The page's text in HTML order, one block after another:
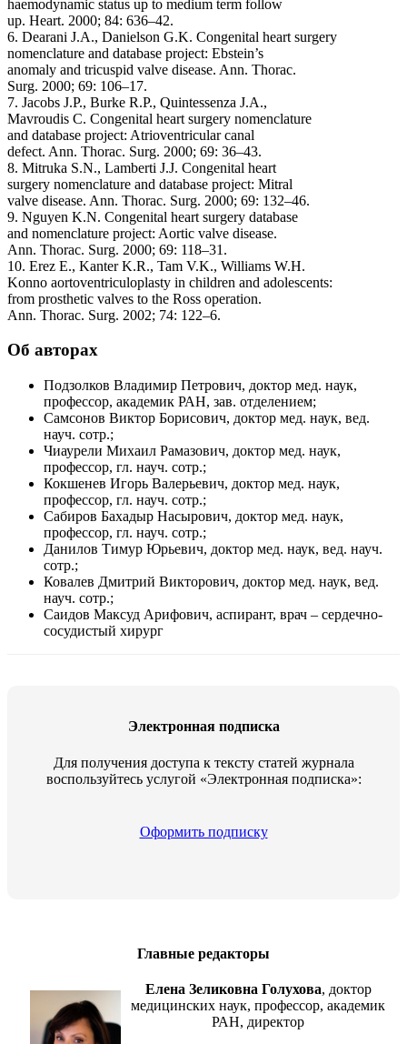
haemodynamic status up to medium term follow
up. Heart. 2000; 84: 636–42.
6. Dearani J.A., Danielson G.K. Congenital heart surgery
nomenclature and database project: Ebstein’s
anomaly and tricuspid valve disease. Ann. Thorac.
Surg. 2000; 69: 106–17.
7. Jacobs J.P., Burke R.P., Quintessenza J.A.,
Mavroudis C. Congenital heart surgery nomenclature
and database project: Atrioventricular canal
defect. Ann. Thorac. Surg. 2000; 69: 36–43.
8. Mitruka S.N., Lamberti J.J. Congenital heart
surgery nomenclature and database project: Mitral
valve disease. Ann. Thorac. Surg. 2000; 69: 132–46.
9. Nguyen K.N. Congenital heart surgery database
and nomenclature project: Aortic valve disease.
Ann. Thorac. Surg. 2000; 69: 118–31.
10. Erez E., Kanter K.R., Tam V.K., Williams W.H.
Konno aortoventriculoplasty in children and adolescents:
from prosthetic valves to the Ross operation.
Ann. Thorac. Surg. 2002; 74: 122–6.
Об авторах
Подзолков Владимир Петрович, доктор мед. наук,
профессор, академик РАН, зав. отделением;
Самсонов Виктор Борисович, доктор мед. наук, вед.
науч. сотр.;
Чиаурели Михаил Рамазович, доктор мед. наук,
профессор, гл. науч. сотр.;
Кокшенев Игорь Валерьевич, доктор мед. наук,
профессор, гл. науч. сотр.;
Сабиров Бахадыр Насырович, доктор мед. наук,
профессор, гл. науч. сотр.;
Данилов Тимур Юрьевич, доктор мед. наук, вед. науч.
сотр.;
Ковалев Дмитрий Викторович, доктор мед. наук, вед.
науч. сотр.;
Саидов Максуд Арифович, аспирант, врач – сердечно-
сосудистый хирург
Электронная подписка
Для получения доступа к тексту статей журнала
воспользуйтесь услугой «Электронная подписка»:
Оформить подписку
Главные редакторы
Елена Зеликовна Голухова, доктор
медицинских наук, профессор, академик
РАН, директор